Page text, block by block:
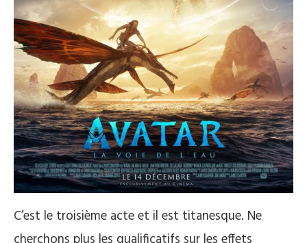
C’est le troisième acte et il est titanesque. Ne